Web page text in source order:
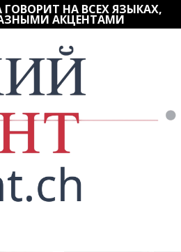
ГОВОРИТ НА ВСЕХ ЯЗЫКАХ,
АКЦЕНТАМИ